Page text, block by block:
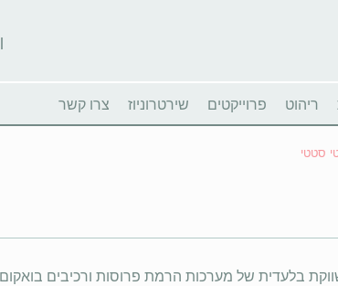
ריהוט פרוייקטים שירטרוניוז צרו קשר
סטטי
בלעדית של מערכות הרמת פרוסות ורכיבים